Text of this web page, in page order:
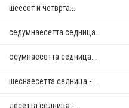
шеесет и четврта...
седумнаесетта седница...
осумнaесетта седница...
шеснаесетта седница -...
десетта седница -...